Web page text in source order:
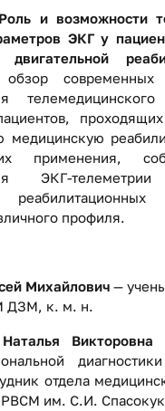
и возможности
ЭКГ у
двигательной
обзор современных
медицинскую
применения,
ЭКГ-
профиля.
Михайлович —
к. м. н.
Викторовна
отдела
им. С.И.